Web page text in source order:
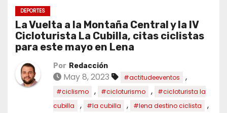
DEPORTES
La Vuelta a la Montaña Central y la IV
Cicloturista La Cubilla, citas ciclistas
para este mayo en Lena
Por Redacción
May 8, 2023 #actitudeeventos ,
#ciclismo , #cicloturismo ,
#cicloturista la
cubilla
, #la cubilla , #lena destino ciclista ,